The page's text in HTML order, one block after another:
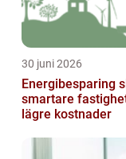
30 juni 2026
Energibesparing
smartare
lägre kostnader